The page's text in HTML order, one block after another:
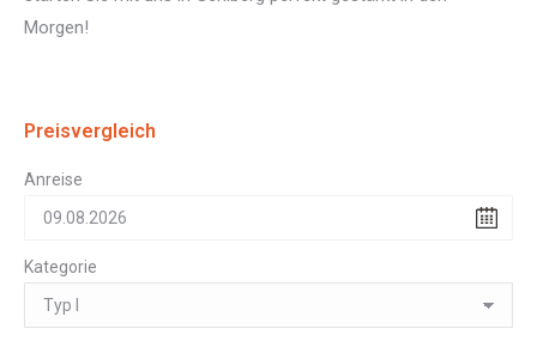
Morgen!
Preisvergleich
Anreise
Kategorie